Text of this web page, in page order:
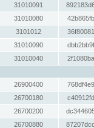
31010091
31010080
3101012
31010090
31010040
26900400
26700180
26700200
26700880